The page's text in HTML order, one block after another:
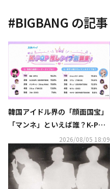
#BIGBANG の記事
韓国アイドル界の「顔面国宝」
「マンネ」といえば誰？K-POP
推しタイプ別調査の結果が明ら
かに
2026/08/05 18:09